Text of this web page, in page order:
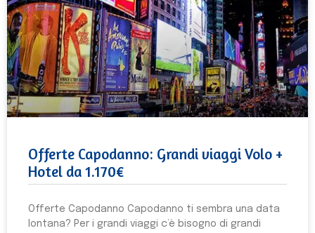
Offerte Capodanno: Grandi viaggi Volo +
Hotel da 1.170€
Offerte Capodanno Capodanno ti sembra una data
lontana? Per i grandi viaggi c’è bisogno di grandi